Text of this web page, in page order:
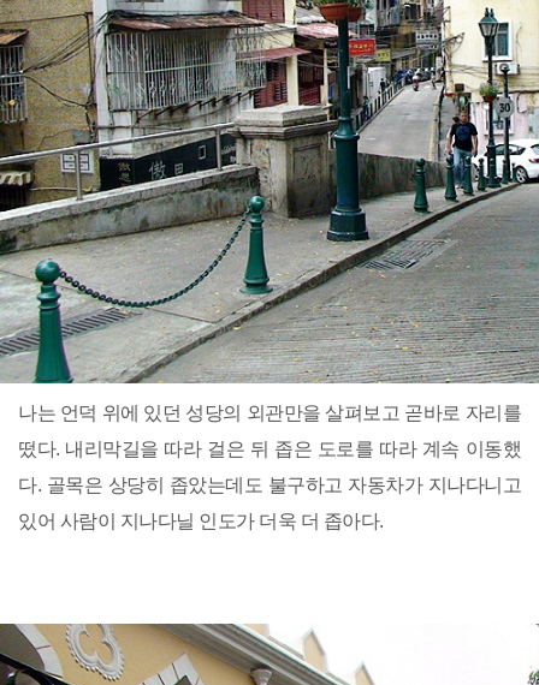
나는 언덕 위에 있던 성당의 외관만을 살펴보고 곧바로 자리를
떴다. 내리막길을 따라 걸은 뒤 좁은 도로를 따라 계속 이동했
다. 골목은 상당히 좁았는데도 불구하고 자동차가 지나다니고
있어 사람이 지나다닐 인도가 더욱 더 좁아다.